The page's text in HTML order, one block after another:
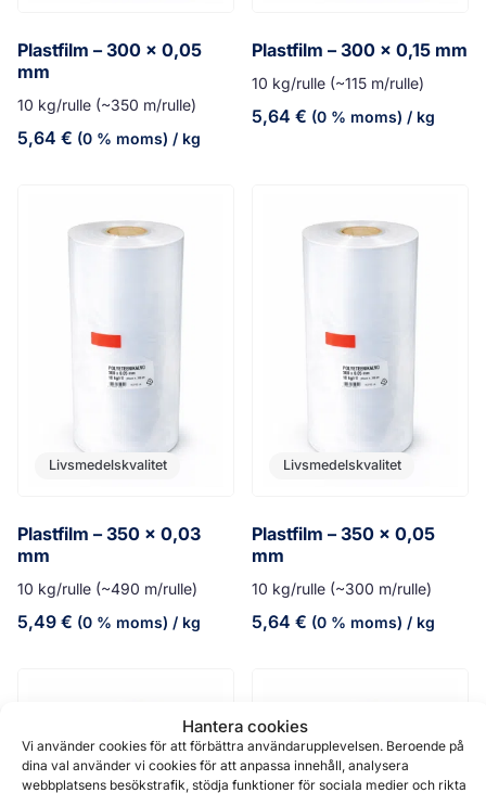
Hantera cookies
Vi använder cookies för att förbättra användarupplevelsen. Beroende på
dina val använder vi cookies för att anpassa innehåll, analysera
webbplatsens besökstrafik, stödja funktioner för sociala medier och rikta
Plastfilm – 300 x 0,05
mm
10 kg/rulle (~350 m/rulle)
5,64 € (0 % moms) / kg
Plastfilm – 300 x 0,15 mm
10 kg/rulle (~115 m/rulle)
5,64 € (0 % moms) / kg
Livsmedelskvalitet
Plastfilm – 350 x 0,03
mm
10 kg/rulle (~490 m/rulle)
5,49 € (0 % moms) / kg
Livsmedelskvalitet
Plastfilm – 350 x 0,05
mm
10 kg/rulle (~300 m/rulle)
5,64 € (0 % moms) / kg